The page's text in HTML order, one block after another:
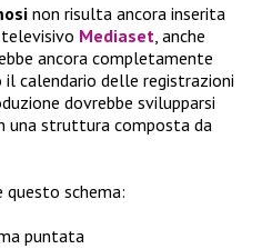
non risulta ancora inserita
Mediaset , anche
ancora completamente
calendario delle registrazioni
dovrebbe svilupparsi
una struttura composta da
questo schema:
puntata